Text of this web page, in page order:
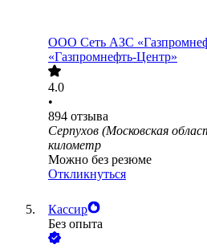
ООО Сеть АЗС
«Газпромнефть-Центр»
4.0
•
894 отзыва
Серпухов (Московская
километр
Можно без резюме
Откликнуться
Кассир
Без опыта